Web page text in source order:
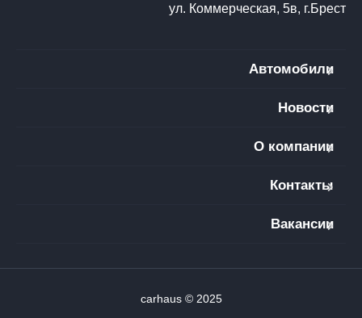
ул. Коммерческая, 5в, г.Брест
Автомобили
Новости
О компании
Контакты
Вакансии
carhaus © 2025